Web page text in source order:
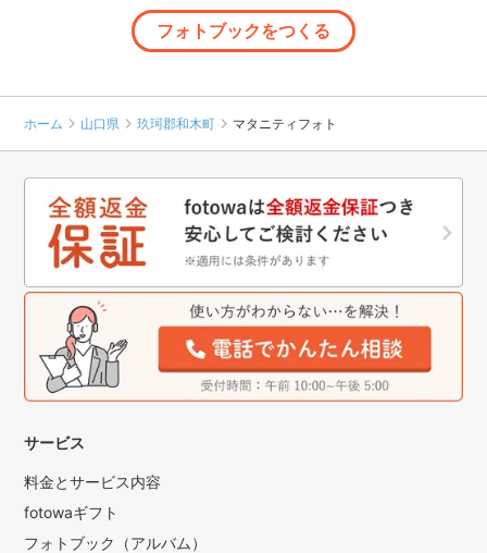
フォトブックをつくる
ホーム 山口県 玖珂郡和木町 マタニティフォト
サービス
料金とサービス内容
fotowaギフト
フォトブック（アルバム）